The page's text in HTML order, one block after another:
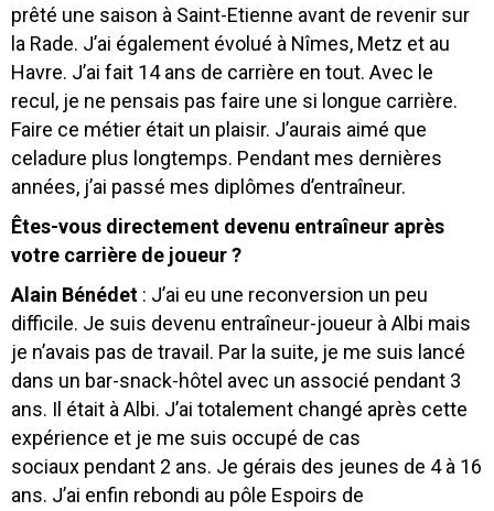
prêté une saison à Saint-Etienne avant de revenir sur
la Rade. J’ai également évolué à Nîmes, Metz et au
Havre. J’ai fait 14 ans de carrière en tout. Avec le
recul, je ne pensais pas faire une si longue carrière.
Faire ce métier était un plaisir. J’aurais aimé que
celadure plus longtemps. Pendant mes dernières
années, j’ai passé mes diplômes d’entraîneur.
Êtes-vous directement devenu entraîneur après
votre carrière de joueur ?
Alain Bénédet : J’ai eu une reconversion un peu
difficile. Je suis devenu entraîneur-joueur à Albi mais
je n’avais pas de travail. Par la suite, je me suis lancé
dans un bar-snack-hôtel avec un associé pendant 3
ans. Il était à Albi. J’ai totalement changé après cette
expérience et je me suis occupé de cas
sociaux pendant 2 ans. Je gérais des jeunes de 4 à 16
ans. J’ai enfin rebondi au pôle Espoirs de